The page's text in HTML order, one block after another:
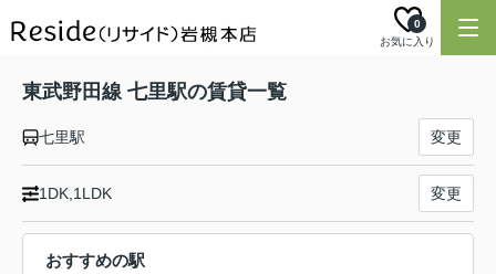
お気に入り
0
東武野田線 七里駅の賃貸一覧
七里駅 変更
1DK,1LDK 変更
おすすめの駅